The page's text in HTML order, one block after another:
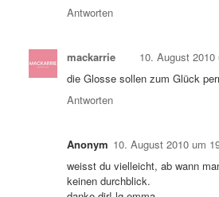
Antworten
mackarrie
10. August 2010
die Glosse sollen zum Glück
Antworten
Anonym 10. August 2010 um
weisst du vielleicht, ab wann
keinen durchblick.